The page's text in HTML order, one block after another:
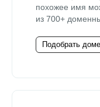
похожее имя
из 700+
Подобрать